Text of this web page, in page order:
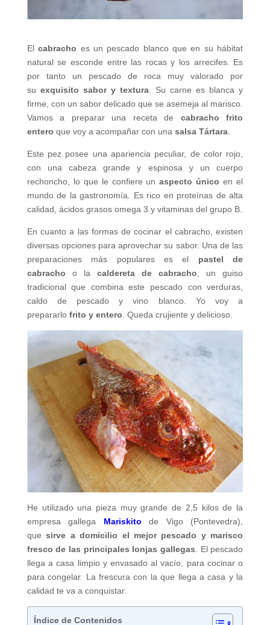
Elcabracho es un pescado blanco que en su hábitat
natural se esconde entre las rocas y los arrecifes. Es
por tanto un pescado de roca muy valorado por
su exquisito sabor y textura. Su carne es blanca y
firme, con un sabor delicado que se asemeja al marisco.
Vamos a preparar una receta de cabracho frito
entero que voy a acompañar con una salsa Tártara.
Este pez posee una apariencia peculiar, de color rojo,
con una cabeza grande y espinosa y un cuerpo
rechoncho, lo que le confiere unaspecto único en el
mundo de la gastronomía. Es rico en proteínas de alta
calidad, ácidos grasos omega 3 y vitaminas del grupo B.
En cuanto a las formas de cocinar el cabracho, existen
diversas opciones para aprovechar su sabor. Una de las
preparaciones más populares es el pastel de
cabracho o la caldereta de cabracho , un guiso
tradicional que combina este pescado con verduras,
caldo de pescado y vino blanco. Yo voy a
prepararlo frito y entero . Queda crujiente y delicioso.
He utilizado una pieza muy grande de 2,5 kilos de la
empresa gallega Mariskito de Vigo (Pontevedra),
quesirve a domicilio el mejor pescado y marisco
fresco de las principales lonjas gallegas . El pescado
llega a casa limpio y envasado al vacío, para cocinar o
para congelar. La frescura con la que llega a casa y la
calidad te va a conquistar.
Índice de Contenidos